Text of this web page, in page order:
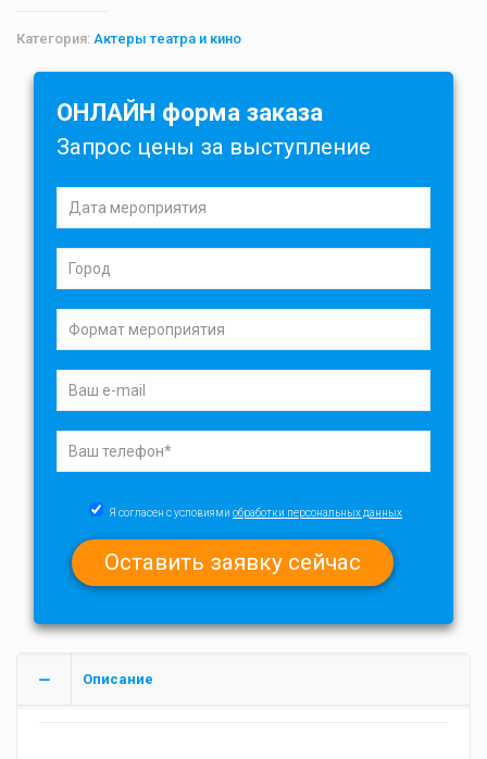
Категория: Актеры театра и кино
ОНЛАЙН форма заказа
Запрос цены за выступление
Я согласен с условиями обработки персональных данных
Описание